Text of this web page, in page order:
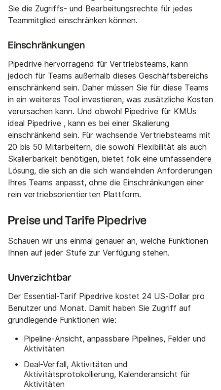
Sie die Zugriffs- und Bearbeitungsrechte für jedes
Teammitglied einschränken können.
Einschränkungen
Pipedrive hervorragend für Vertriebsteams, kann
jedoch für Teams außerhalb dieses Geschäftsbereichs
einschränkend sein. Daher müssen Sie für diese Teams
in ein weiteres Tool investieren, was zusätzliche Kosten
verursachen kann. Und obwohl Pipedrive für KMUs
ideal Pipedrive , kann es bei einer Skalierung
einschränkend sein. Für wachsende Vertriebsteams mit
20 bis 50 Mitarbeitern, die sowohl Flexibilität als auch
Skalierbarkeit benötigen, bietet folk eine umfassendere
Lösung, die sich an die sich wandelnden Anforderungen
Ihres Teams anpasst, ohne die Einschränkungen einer
rein vertriebsorientierten Plattform.
Preise und Tarife Pipedrive
Schauen wir uns einmal genauer an, welche Funktionen
Ihnen auf jeder Stufe zur Verfügung stehen.
Unverzichtbar
Der Essential-Tarif Pipedrive kostet 24 US-Dollar pro
Benutzer und Monat. Damit haben Sie Zugriff auf
grundlegende Funktionen wie:
Pipeline-Ansicht, anpassbare Pipelines, Felder und
Aktivitäten
Deal-Verfall, Aktivitäten und
Aktivitätsprotokollierung, Kalenderansicht für
Aktivitäten